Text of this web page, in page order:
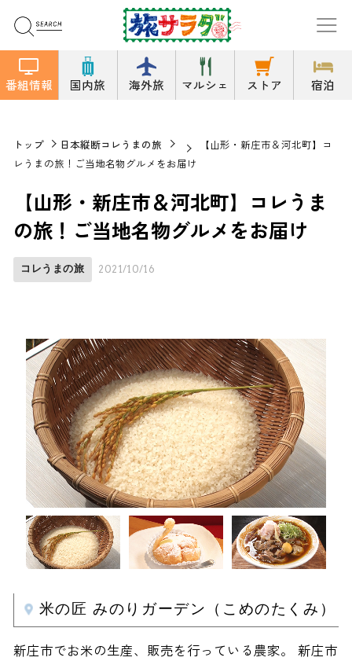
番組情報 国内旅 海外旅 マルシェ ストア 宿泊
トップ 日本縦断コレうまの旅
【山形・新庄市＆河北町】コ
レうまの旅！ご当地名物グルメをお届け
【山形・新庄市＆河北町】コレうま
の旅！ご当地名物グルメをお届け
コレうまの旅 2021/10/16
米の匠 みのりガーデン（こめのたくみ）
新庄市でお米の生産、販売を行っている農家。 新庄市